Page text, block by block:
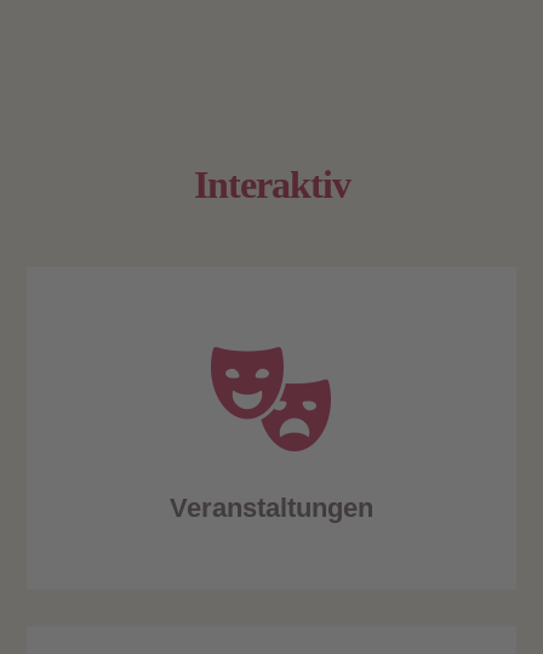
Interaktiv
Veranstaltungen